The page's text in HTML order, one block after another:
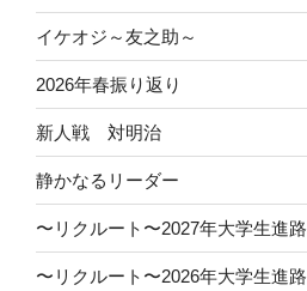
イケオジ～友之助～
2026年春振り返り
新人戦 対明治
静かなるリーダー
〜リクルート〜2027年大学生進路
〜リクルート〜2026年大学生進路